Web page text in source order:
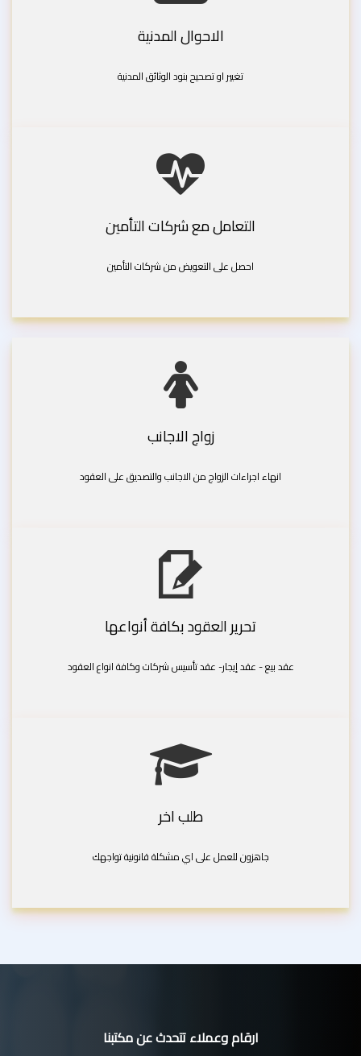
الاحوال المدنية
تغيير او تصحيح بنود الوثائق المدنية
التعامل مع شركات التأمين
احصل على التعويض من شركات التأمين
زواج الاجانب
انهاء اجراءات الزواج من الاجانب والتصديق على العقود
تحرير العقود بكافة أنواعها
عقد بيع - عقد إيجار- عقد تأسيس شركات وكافة انواع العقود
طلب اخر
جاهزون للعمل على اي مشكلة قانونية تواجهك
ارقام وعملاء تتحدث عن مكتبنا